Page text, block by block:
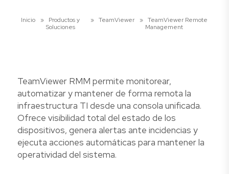
Inicio »
Productos y
Soluciones
» TeamViewer » TeamViewer Remote
Management
TeamViewer RMM permite monitorear,
automatizar y mantener de forma remota la
infraestructura TI desde una consola unificada.
Ofrece visibilidad total del estado de los
dispositivos, genera alertas ante incidencias y
ejecuta acciones automáticas para mantener la
operatividad del sistema.